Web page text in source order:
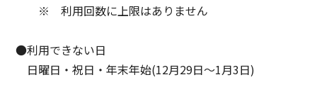
※ 利用回数に上限はありません
●利用できない日
日曜日・祝日・年末年始(12月29日～1月3日)